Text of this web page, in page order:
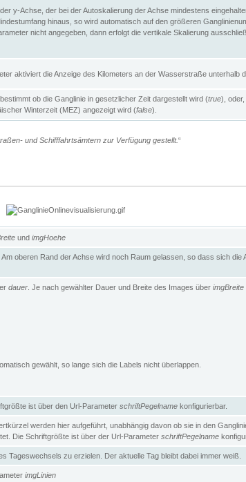
y-Achse, der bei der Autoskalierung der Achse mindestens
hinaus, so wird automatisch auf den größeren
nicht angegeben, dann erfolgt die vertikale Skalierung
aktiviert die Anzeige des Kilometers an der Wasserstraße unterhalb
ob die Ganglinie in gesetzlicher Zeit dargestellt wird (true),
Winterzeit (MEZ) angezeigt wird (false).
und Schifffahrtsämtern zur Verfügung gestellt.“
und imgHoehe
oberen Rand der Achse wird noch Raum gelassen, so dass sich die
dauer . Je nach gewählter Dauer und Breite des Images über imgBreite
gewählt, so lange sich die Labels nicht überlappen.
ist über den Url-Parameter schriftPegelname konfigurierbar.
werden hier aufgeführt, unabhängig davon ob sie in den
Die Schriftgrößte ist über der Url-Parameter schriftPegelname
zu erzielen. Der aktuelle Tag bleibt dabei immer weiß.
imgLinien